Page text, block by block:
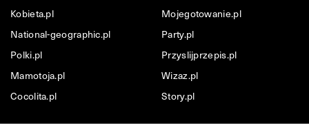
Kobieta.pl
Mojegotowanie.pl
National-geographic.pl
Party.pl
Polki.pl
Przyslijprzepis.pl
Mamotoja.pl
Wizaz.pl
Cocolita.pl
Story.pl